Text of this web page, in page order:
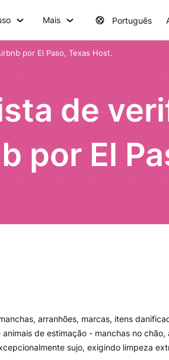
Mais Português
por El Paso, Texas Host.
de
por El
arranhões, marcas, itens
de estimação - manchas no
sujo, exigindo limpeza